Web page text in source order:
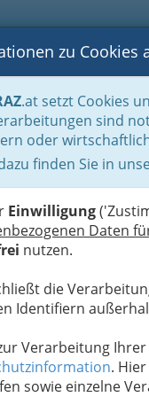
BLOGS F
zu Cookies
.at setzt Cookies
sind
oder
finden Sie in
Einwilligung
Daten
nutzen.
die
Identifiern
Verarbeitung
.
sowie einzelne
Finanzierung & Förderung